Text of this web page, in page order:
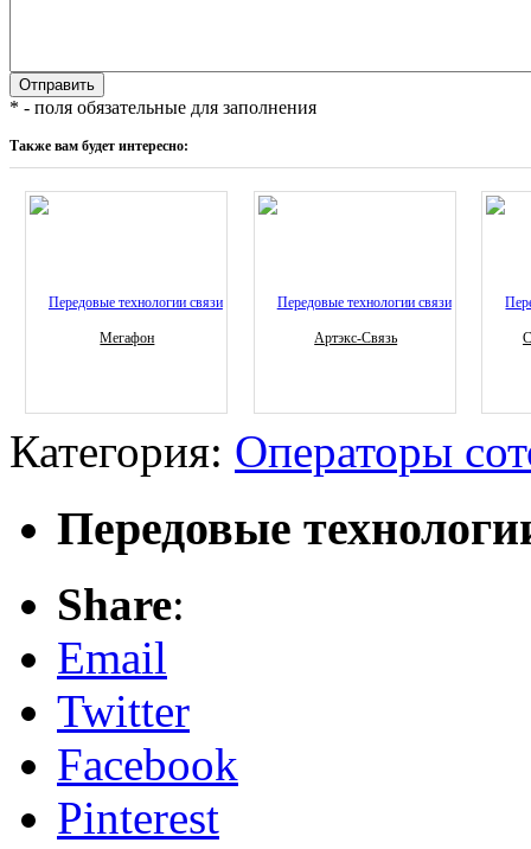
* - поля обязательные для заполнения
Также вам будет интересно:
Мегафон Артэкс-Связь
Категория: Операторы
Передовые
Share:
Email
Twitter
Facebook
Pinterest